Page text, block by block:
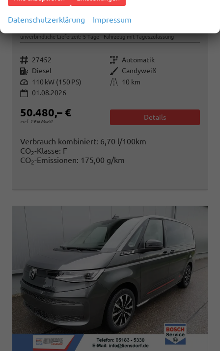
Volkswagen T7 Multivan
Sport Edition 2,0TDI DSG Lite KÜ 7 Sitzer
unverbindliche Lieferzeit: 5 Tage Fahrzeug mit Tageszulassung
Fahrzeugnr. 27452 Getriebe Automatik
Kraftstoff Diesel Außenfarbe Candyweiß
Leistung 110 kW (150 PS) Kilometerstand
10 km
01.08.2026
50.480,– €
incl. 19% MwSt.
Details
Verbrauch kombiniert: 6,70 l/100km
CO2-Klasse: F
CO2-Emissionen: 175,00 g/km
Datenschutzerklärung Impressum